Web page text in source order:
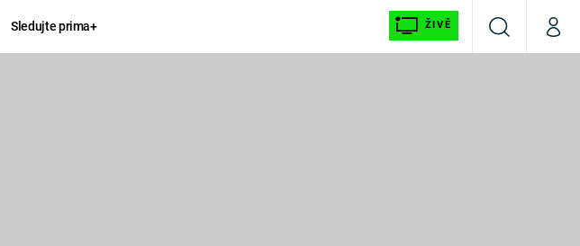
Sledujte prima+ ŽIVĚ
VyhledáváníMůj